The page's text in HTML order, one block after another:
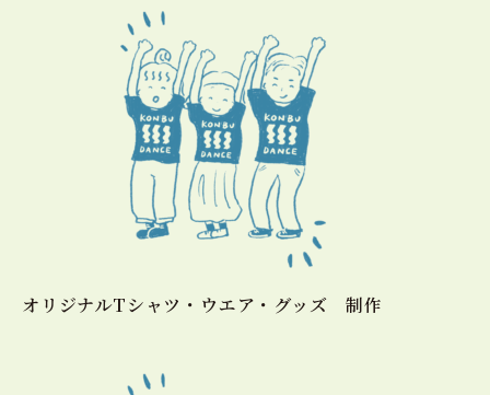
オリジナルTシャツ・ウエア・グッズ 制作